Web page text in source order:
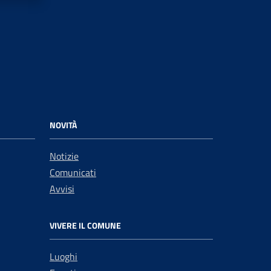
NOVITÀ
Notizie
Comunicati
Avvisi
VIVERE IL COMUNE
Luoghi